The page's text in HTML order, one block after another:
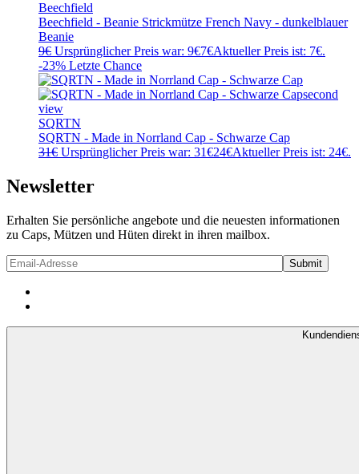
Beechfield
Beechfield - Beanie Strickmütze French Navy - dunkelblauer
Beanie
9€ Ursprünglicher Preis war: 9€7€Aktueller Preis ist: 7€.
-23% Letzte Chance
SQRTN
SQRTN - Made in Norrland Cap - Schwarze Cap
31€ Ursprünglicher Preis war: 31€24€Aktueller Preis ist: 24€.
Newsletter
Erhalten Sie persönliche angebote und die neuesten informationen
zu Caps, Mützen und Hüten direkt in ihren mailbox.